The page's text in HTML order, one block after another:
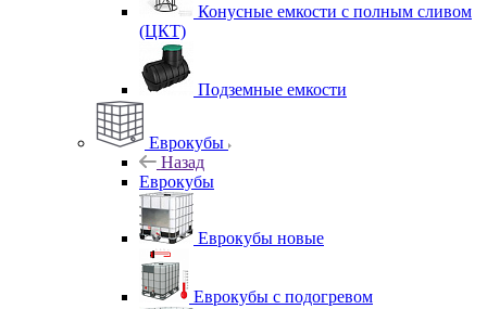
Конусные емкости с полным сливом
(ЦКТ)
Подземные емкости
Еврокубы
Назад
Еврокубы
Еврокубы новые
Еврокубы с подогревом